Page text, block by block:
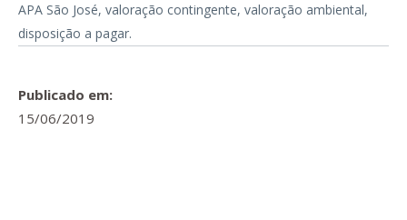
APA São José, valoração contingente, valoração ambiental,
disposição a pagar.
Publicado em:
15/06/2019